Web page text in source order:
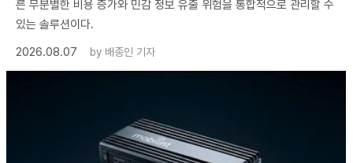
른 무분별한 비용 증가와 민감 정보 유출 위험을 통합적으로 관리할 수
있는 솔루션이다.
2026.08.07
by 배종인 기자